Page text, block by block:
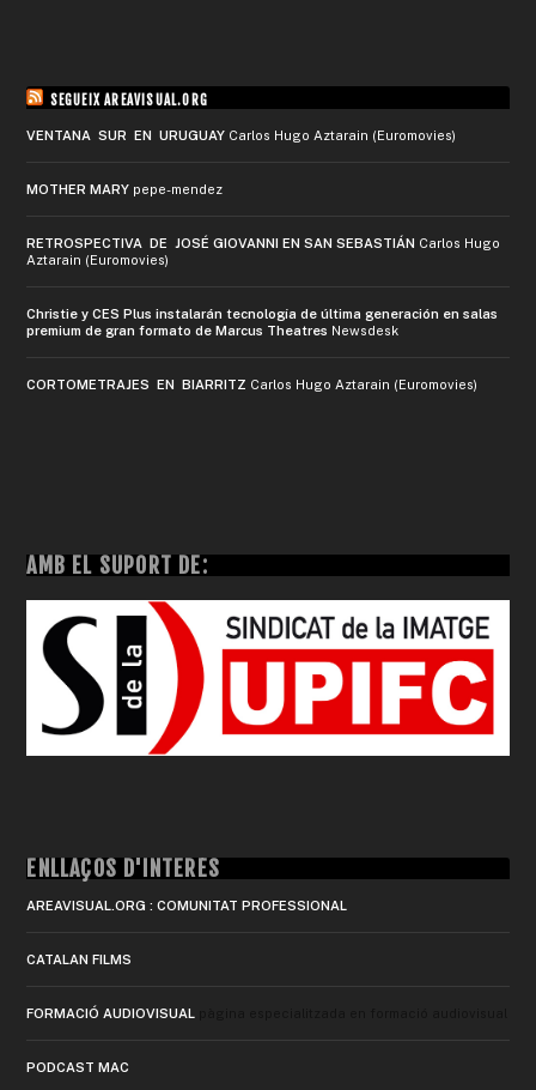
SEGUEIX AREAVISUAL.ORG
VENTANA SUR EN URUGUAY Carlos Hugo Aztarain (Euromovies)
MOTHER MARY pepe-mendez
RETROSPECTIVA DE JOSÉ GIOVANNI EN SAN SEBASTIÁN Carlos Hugo
Aztarain (Euromovies)
Christie y CES Plus instalarán tecnología de última generación en salas
premium de gran formato de Marcus Theatres Newsdesk
CORTOMETRAJES EN BIARRITZ Carlos Hugo Aztarain (Euromovies)
AMB EL SUPORT DE:
ENLLAÇOS D'INTERÈS
AREAVISUAL.ORG : COMUNITAT PROFESSIONAL
CATALAN FILMS
FORMACIÓ AUDIOVISUAL
PODCAST MAC